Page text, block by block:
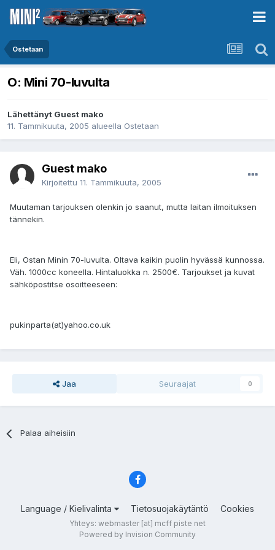
Ostetaan
O: Mini 70-luvulta
Lähettänyt Guest mako
11. Tammikuuta, 2005 alueella Ostetaan
Guest mako
Kirjoitettu 11. Tammikuuta, 2005
Muutaman tarjouksen olenkin jo saanut, mutta laitan ilmoituksen
tännekin.
Eli, Ostan Minin 70-luvulta. Oltava kaikin puolin hyvässä kunnossa.
Väh. 1000cc koneella. Hintaluokka n. 2500€. Tarjoukset ja kuvat
sähköpostitse osoitteeseen:
pukinparta(at)yahoo.co.uk
Jaa Seuraajat 0
Palaa aiheisiin
Language / Kielivalinta Tietosuojakäytäntö Cookies
Yhteys: webmaster [at] mcff piste net
Powered by Invision Community